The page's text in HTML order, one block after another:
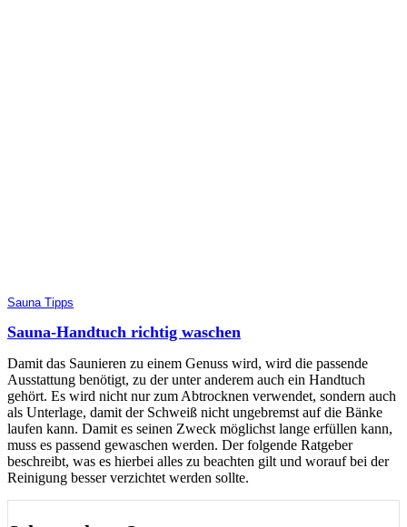
Sauna Tipps
Sauna-Handtuch richtig waschen
Damit das Saunieren zu einem Genuss wird, wird die passende
Ausstattung benötigt, zu der unter anderem auch ein Handtuch
gehört. Es wird nicht nur zum Abtrocknen verwendet, sondern auch
als Unterlage, damit der Schweiß nicht ungebremst auf die Bänke
laufen kann. Damit es seinen Zweck möglichst lange erfüllen kann,
muss es passend gewaschen werden. Der folgende Ratgeber
beschreibt, was es hierbei alles zu beachten gilt und worauf bei der
Reinigung besser verzichtet werden sollte.